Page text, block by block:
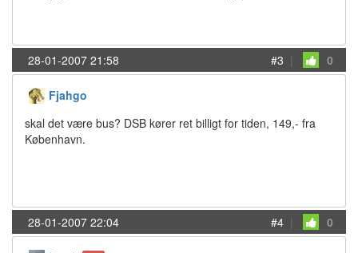
28-01-2007 21:58 #3 | 0
Fjahgo
skal det være bus? DSB kører ret billigt for tiden, 149,- fra
København.
28-01-2007 22:04 #4 | 0